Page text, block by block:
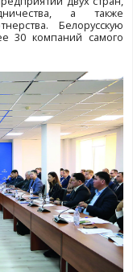
с
палатой
Султан Первого
торгово-
участие
органов,
партнерства.
более 30